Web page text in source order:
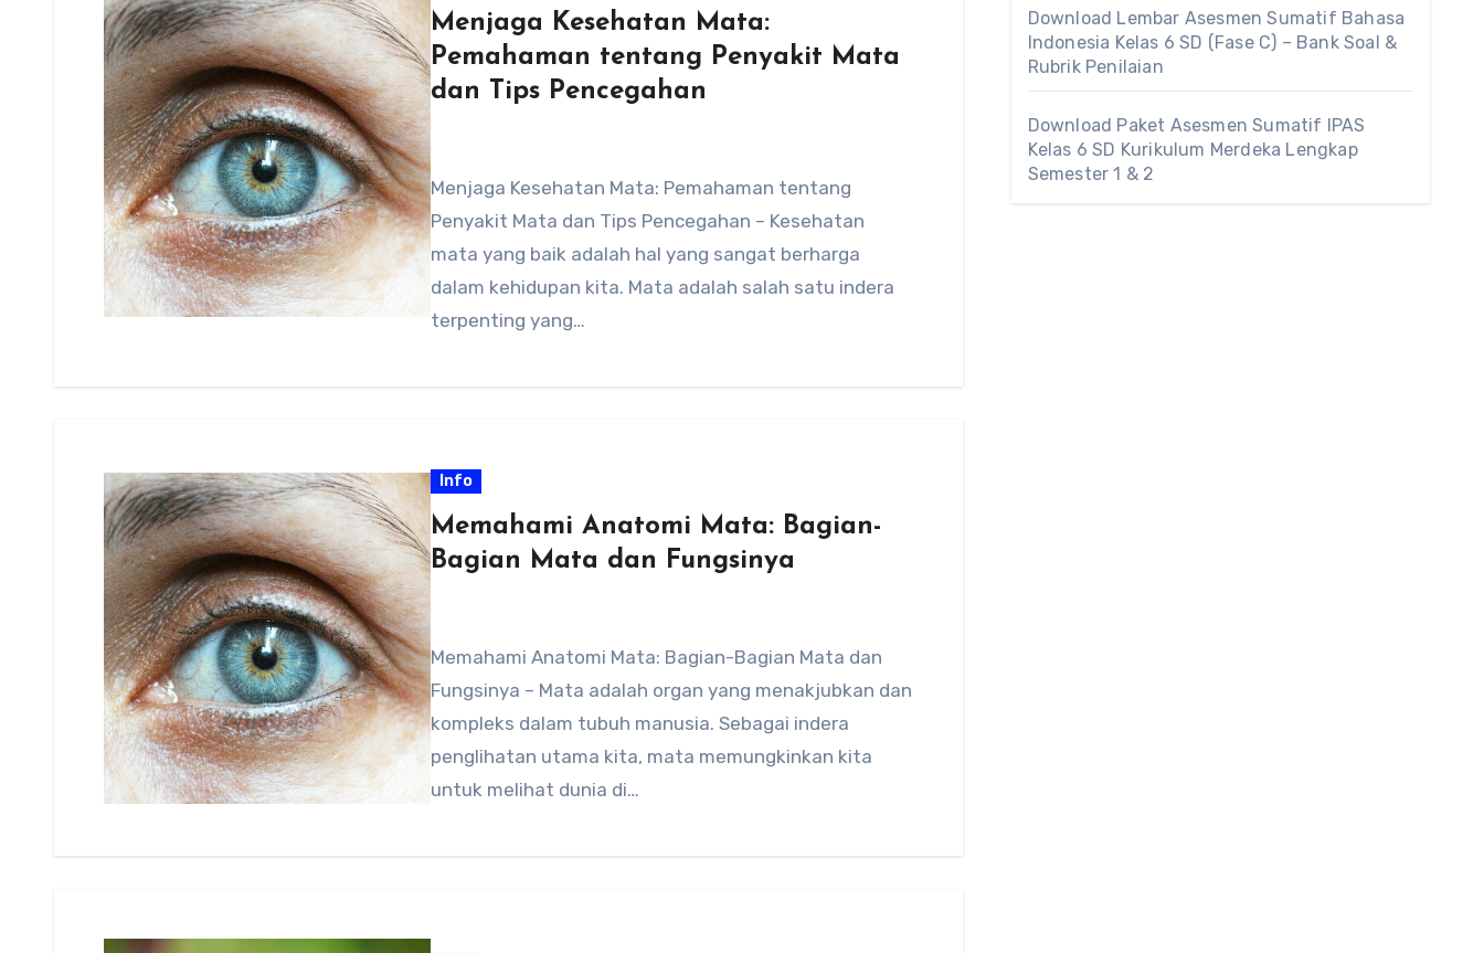
Menjaga Kesehatan Mata:
Pemahaman tentang Penyakit Mata
dan Tips Pencegahan
Menjaga Kesehatan Mata: Pemahaman tentang
Penyakit Mata dan Tips Pencegahan – Kesehatan
mata yang baik adalah hal yang sangat berharga
dalam kehidupan kita. Mata adalah salah satu indera
terpenting yang…
Info
Memahami Anatomi Mata: Bagian-
Bagian Mata dan Fungsinya
Memahami Anatomi Mata: Bagian-Bagian Mata dan
Fungsinya – Mata adalah organ yang menakjubkan dan
kompleks dalam tubuh manusia. Sebagai indera
penglihatan utama kita, mata memungkinkan kita
untuk melihat dunia di…
Download Lembar Asesmen Sumatif Bahasa
Indonesia Kelas 6 SD (Fase C) – Bank Soal &
Rubrik Penilaian
Download Paket Asesmen Sumatif IPAS
Kelas 6 SD Kurikulum Merdeka Lengkap
Semester 1 & 2